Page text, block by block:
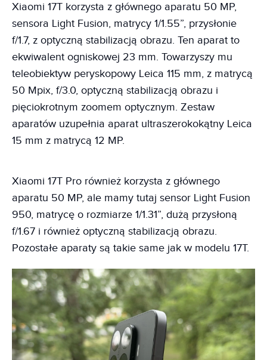
Xiaomi 17T korzysta z głównego aparatu 50 MP,
sensora Light Fusion, matrycy 1/1.55”, przysłonie
f/1.7, z optyczną stabilizacją obrazu. Ten aparat to
ekwiwalent ogniskowej 23 mm. Towarzyszy mu
teleobiektyw peryskopowy Leica 115 mm, z matrycą
50 Mpix, f/3.0, optyczną stabilizacją obrazu i
pięciokrotnym zoomem optycznym. Zestaw
aparatów uzupełnia aparat ultraszerokokątny Leica
15 mm z matrycą 12 MP.
Xiaomi 17T Pro również korzysta z głównego
aparatu 50 MP, ale mamy tutaj sensor Light Fusion
950, matrycę o rozmiarze 1/1.31”, dużą przysłoną
f/1.67 i również optyczną stabilizacją obrazu.
Pozostałe aparaty są takie same jak w modelu 17T.